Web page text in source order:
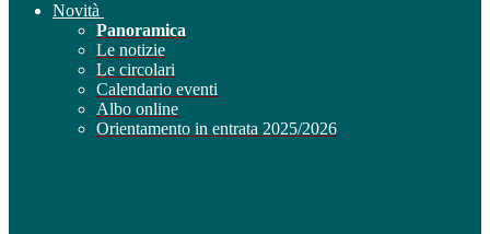
Novità
Panoramica
Le notizie
Le circolari
Calendario eventi
Albo online
Orientamento in entrata 2025/2026